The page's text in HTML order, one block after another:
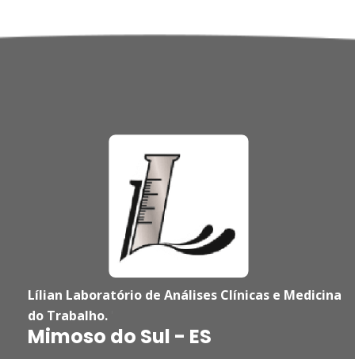
Lílian Laboratório de Análises Clínicas e Medicina
do Trabalho.
Mimoso do Sul - ES